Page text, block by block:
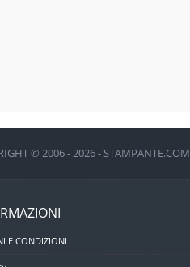
© 2006 - 2026 - STAMPANTE.COM
E CONDIZIONI